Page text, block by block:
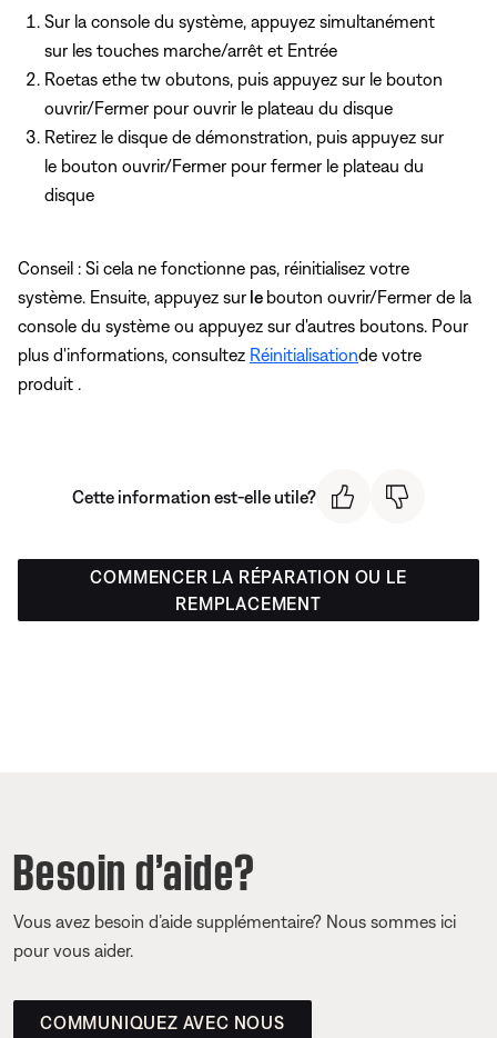
Sur la console du système, appuyez simultanément
sur les touches marche/arrêt et Entrée
Roetas ethe tw obutons, puis appuyez sur le bouton
ouvrir/Fermer pour ouvrir le plateau du disque
Retirez le disque de démonstration, puis appuyez sur
le bouton ouvrir/Fermer pour fermer le plateau du
disque
Conseil : Si cela ne fonctionne pas, réinitialisez votre
système. Ensuite, appuyez surle bouton ouvrir/Fermer de la
console du système ou appuyez sur d'autres boutons. Pour
plus d'informations, consultez Réinitialisationde votre
produit .
Cette information est-elle utile?
COMMENCER LA RÉPARATION OU LE
REMPLACEMENT
Besoin d’aide?
Vous avez besoin d’aide supplémentaire? Nous sommes ici
pour vous aider.
COMMUNIQUEZ AVEC NOUS